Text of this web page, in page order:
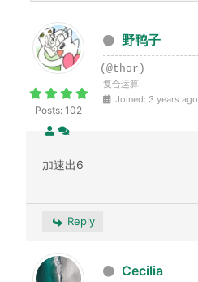
Posts: 102
野鸭子
(@thor)
复合运算
Joined: 3 years ago
加速出6
Reply
Cecilia